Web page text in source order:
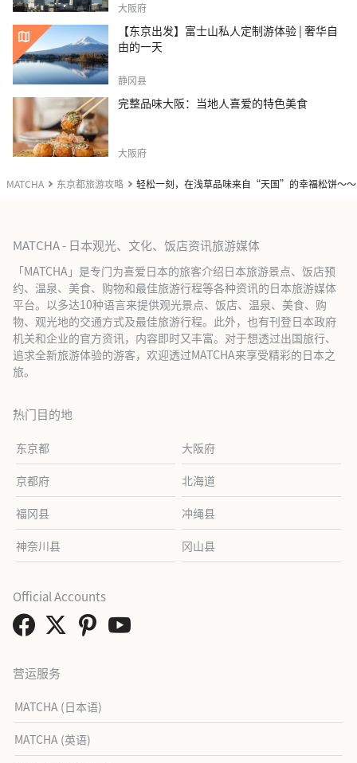
MATCHA 东京都旅游攻略 轻松一刻，在浅草品味来自“天国”的幸福松饼～～
大阪府
【东京出发】富士山私人定制游体验 | 奢华自
由的一天
静冈县
完整品味大阪：当地人喜爱的特色美食
大阪府
MATCHA - 日本观光、文化、饭店资讯旅游媒体
「MATCHA」是专门为喜爱日本的旅客介绍日本旅游景点、饭店预
约、温泉、美食、购物和最佳旅游行程等各种资讯的日本旅游媒体
平台。以多达10种语言来提供观光景点、饭店、温泉、美食、购
物、观光地的交通方式及最佳旅游行程。此外，也有刊登日本政府
机关和企业的官方资讯，内容即时又丰富。对于想透过出国旅行、
追求全新旅游体验的游客，欢迎透过MATCHA来享受精彩的日本之
旅。
热门目的地
东京都 大阪府
京都府 北海道
福冈县 冲绳县
神奈川县 冈山县
营运服务
MATCHA (日本语)
MATCHA (英语)
Official Accounts